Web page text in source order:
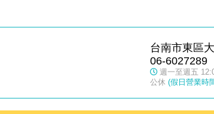
台南市東區
06-6027289
週一至週五
公休 (假日營業時